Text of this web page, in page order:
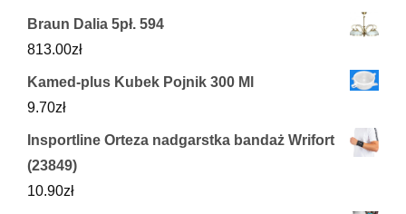
Braun Dalia 5pł. 594
813.00zł
Kamed-plus Kubek Pojnik 300 Ml
9.70zł
Insportline Orteza nadgarstka bandaż Wrifort
(23849)
10.90zł